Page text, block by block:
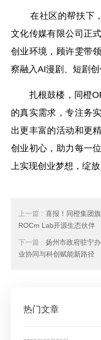
在社区的帮扶下
文化传媒有限公司正
创业环境，顾许雯带
察融入AI漫剧、短剧创
扎根鼓楼，同橙
的真实需求，专注务
出更丰富的活动和更
创业初心，助力每一
上实现创业梦想，绽
上一篇 : 喜报！同橙集团
ROCm Lab开源生态伙伴
下一篇 : 扬州市政府驻宁
业协同与科创赋能新路径
热门文章